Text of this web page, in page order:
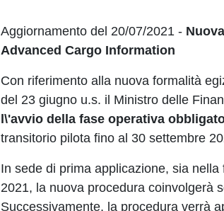
Aggiornamento del 20/07/2021 -
Advanced Cargo Information
Con riferimento alla nuova formalità
del 23 giugno u.s. il Ministro delle
l\'avvio della fase operativa
transitorio pilota fino al 30 settembre
In sede di prima applicazione, sia
2021, la nuova procedura coinvolgerà
Successivamente, la procedura verrà